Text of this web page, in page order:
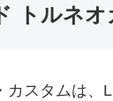
トルネ
カスタムは、